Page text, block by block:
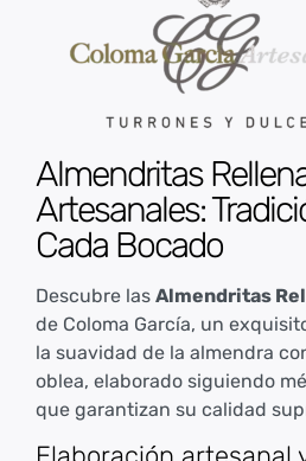
Almendritas
Artesanales:
Cada Bocado
Descubre las Almendritas
de Coloma García, un
la suavidad de la almendra
oblea, elaborado siguiendo
que garantizan su calidad